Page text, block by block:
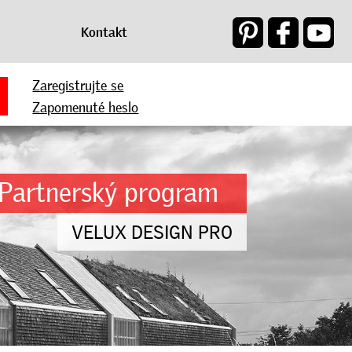
program
VELUX DESIGN PRO
VELUX PRO
Kontakt
Zaregistrujte se
Zapomenuté heslo